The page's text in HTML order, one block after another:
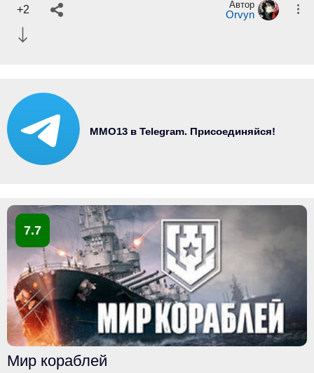
+2 Автор
Orvyn
MMO13 в Telegram. Присоединяйся!
7.7
Мир кораблей